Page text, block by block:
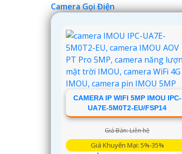
Camera Gọi Điện
CAMERA IP WIFI 5MP IMOU IPC-
UA7E-5M0T2-EU/FSP14
Giá Bán: Liên hệ
Giá Khuyến Mại: 5%-35%